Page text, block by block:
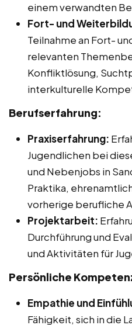
einem verwandten
Fort- und
Teilnahme an Fort-
relevanten
Konfliktlösung,
interkulturelle
Berufserfahrung:
Praxiserfahrung:
Jugendlichen bei
und Nebenjobs in
Praktika,
vorherige berufliche
Projektarbeit:
Durchführung und
und Aktivitäten für
Persönliche
Empathie und
Fähigkeit, sich in die